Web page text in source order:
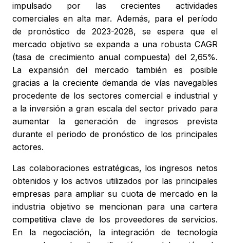
impulsado por las crecientes actividades
comerciales en alta mar. Además, para el período
de pronóstico de 2023-2028, se espera que el
mercado objetivo se expanda a una robusta CAGR
(tasa de crecimiento anual compuesta) del 2,65%.
La expansión del mercado también es posible
gracias a la creciente demanda de vías navegables
procedente de los sectores comercial e industrial y
a la inversión a gran escala del sector privado para
aumentar la generación de ingresos prevista
durante el periodo de pronóstico de los principales
actores.
Las colaboraciones estratégicas, los ingresos netos
obtenidos y los activos utilizados por las principales
empresas para ampliar su cuota de mercado en la
industria objetivo se mencionan para una cartera
competitiva clave de los proveedores de servicios.
En la negociación, la integración de tecnología